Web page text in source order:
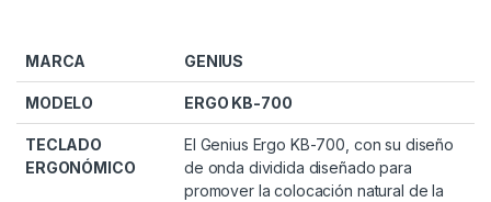
MARCA GENIUS
MODELO ERGO KB-700
TECLADO
ERGONÓMICO
El Genius Ergo KB-700, con su diseño
de onda dividida diseñado para
promover la colocación natural de la